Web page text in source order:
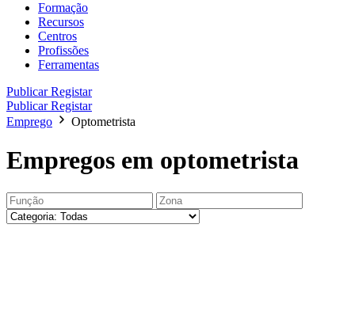
Formação
Recursos
Centros
Profissões
Ferramentas
PublicarRegistar
PublicarRegistar
Emprego
Optometrista
Empregos em optometrista